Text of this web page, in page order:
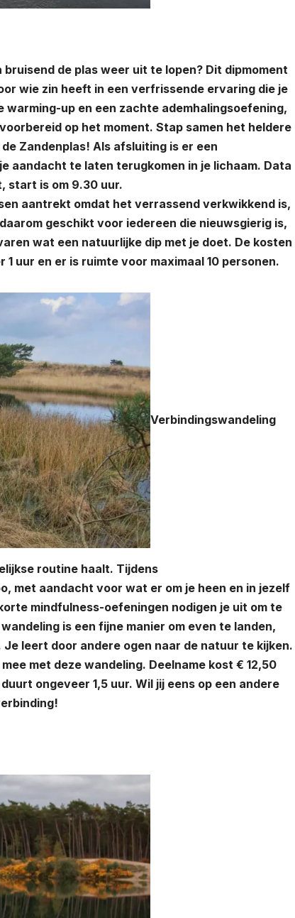
de plas weer uit te lopen? Dit dipmoment
wie zin heeft in een verfrissende ervaring die je
up en een zachte ademhalingsoefening,
op het moment. Stap samen het heldere
Zandenplas! Als afsluiting is er een
aandacht te laten terugkomen in je lichaam. Data
start is om 9.30 uur.
aantrekt omdat het verrassend verkwikkend is,
geschikt voor iedereen die nieuwsgierig is,
wat een natuurlijke dip met je doet. De kosten
uur en er is ruimte voor maximaal 10 personen.
Verbindingswandeling
routine haalt. Tijdens
met aandacht voor wat er om je heen en in jezelf
mindfulness-oefeningen nodigen je uit om te
is een fijne manier om even te landen,
leert door andere ogen naar de natuur te kijken.
met deze wandeling. Deelname kost € 12,50
ongeveer 1,5 uur. Wil jij eens op een andere